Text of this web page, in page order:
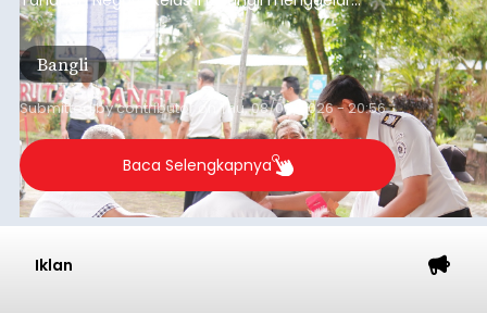
kegiatan pemeriksaan kesehatan gratis, Rabu
(6/8/2026).
Bangli
Submitted bycontributor Thu, 08/06/2026 - 20:56
Baca Selengkapnya
Iklan